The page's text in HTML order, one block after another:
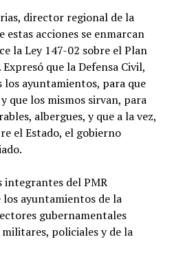
director regional de la
estas acciones se enmarcan
la Ley 147-02 sobre el Plan
que la Defensa Civil,
los ayuntamientos, para que
que los mismos sirvan, para
albergues, y que a la vez,
el Estado, el gobierno
integrantes del PMR
ayuntamientos de la
gubernamentales
policiales y de la